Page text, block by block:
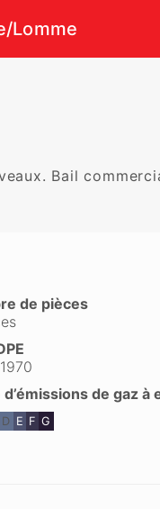
Lomme
Bail
de pièces
d’émissions de gaz
D E F G